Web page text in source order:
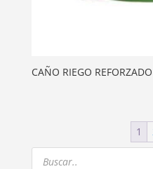
CAÑO RIEGO
1
Products
search